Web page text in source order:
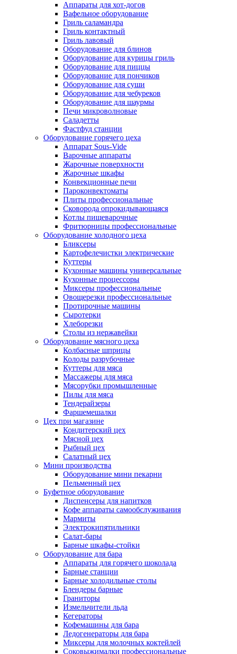
Аппараты для хот-догов
Вафельное оборудование
Гриль саламандра
Гриль контактный
Гриль лавовый
Оборудование для блинов
Оборудование для курицы гриль
Оборудование для пиццы
Оборудование для пончиков
Оборудование для суши
Оборудование для чебуреков
Оборудование для шаурмы
Печи микроволновые
Саладетты
Фастфуд станции
Оборудование горячего цеха
Аппарат Sous-Vide
Варочные аппараты
Жарочные поверхности
Жарочные шкафы
Конвекционные печи
Пароконвектоматы
Плиты профессиональные
Сковорода опрокидывающаяся
Котлы пищеварочные
Фритюрницы профессиональные
Оборудование холодного цеха
Бликсеры
Картофелечистки электрические
Куттеры
Кухонные машины универсальные
Кухонные процессоры
Миксеры профессиональные
Овощерезки профессиональные
Протирочные машины
Сыротерки
Хлеборезки
Столы из нержавейки
Оборудование мясного цеха
Колбасные шприцы
Колоды разрубочные
Куттеры для мяса
Массажеры для мяса
Мясорубки промышленные
Пилы для мяса
Тендерайзеры
Фаршемешалки
Цех при магазине
Кондитерский цех
Мясной цех
Рыбный цех
Салатный цех
Мини производства
Оборудование мини пекарни
Пельменный цех
Буфетное оборудование
Диспенсеры для напитков
Кофе аппараты самообслуживания
Мармиты
Электрокипятильники
Cалат-бары
Барные шкафы-стойки
Оборудование для бара
Аппараты для горячего шоколада
Барные станции
Барные холодильные столы
Блендеры барные
Граниторы
Измельчители льда
Кегераторы
Кофемашины для бара
Ледогенераторы для бара
Миксеры для молочных коктейлей
Соковыжималки профессиональные